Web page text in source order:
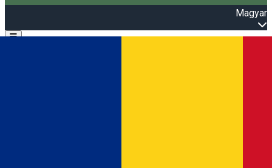
Magyar
Open main menu